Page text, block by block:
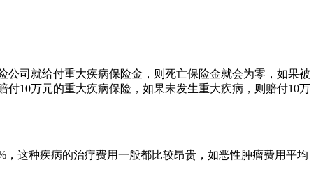
司就给付重大疾病保险金，则死亡保险金就会为零，如果被
10万元的重大疾病保险，如果未发生重大疾病，则赔付10万
这种疾病的治疗费用一般都比较昂贵，如恶性肿瘤费用平均